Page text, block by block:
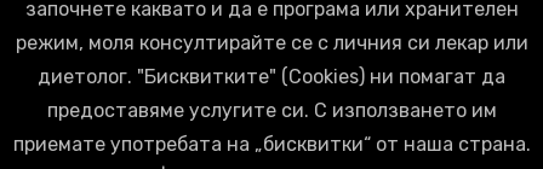
започнете каквато и да е програма или хранителен
режим, моля консултирайте се с личния си лекар или
диетолог. "Бисквитките" (Cookies) ни помагат да
предоставяме услугите си. С използването им
приемате употребата на „бисквитки“ от наша страна.